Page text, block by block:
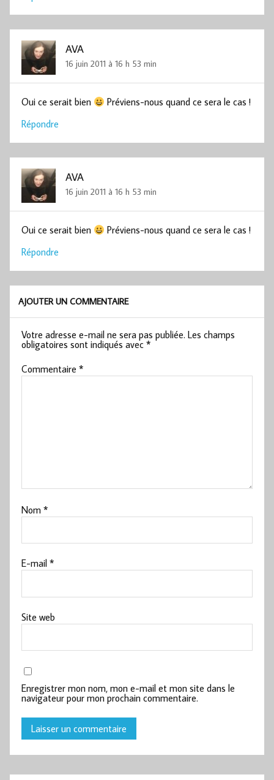
AVA
16 juin 2011 à 16 h 53 min
Oui ce serait bien
Préviens-nous quand ce sera le cas !
Répondre
AVA
16 juin 2011 à 16 h 53 min
Oui ce serait bien
Préviens-nous quand ce sera le cas !
Répondre
AJOUTER UN COMMENTAIRE
Votre adresse e-mail ne sera pas publiée. Les champs
obligatoires sont indiqués avec*
Commentaire*
Nom*
E-mail*
Site web
Enregistrer mon nom, mon e-mail et mon site dans le
navigateur pour mon prochain commentaire.